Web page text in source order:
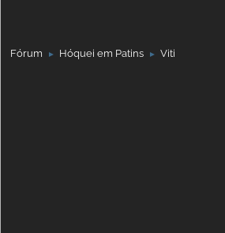
Fórum ► Hóquei em Patins ► Viti